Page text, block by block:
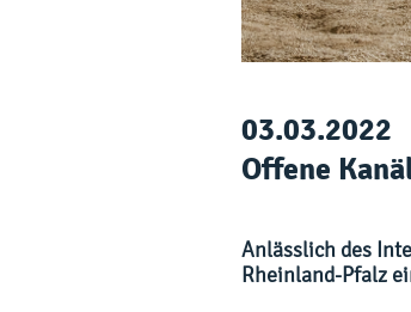
03.03.2022
Offene
Anlässlich des
Rheinland-Pfalz